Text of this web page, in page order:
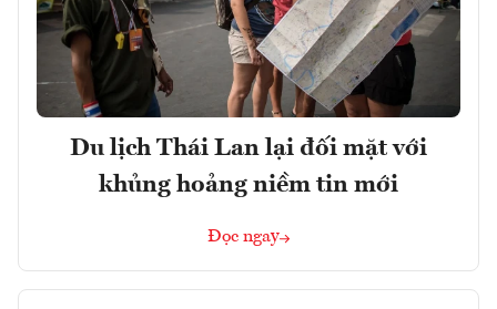
Du lịch Thái Lan lại đối mặt với
khủng hoảng niềm tin mới
Đọc ngay